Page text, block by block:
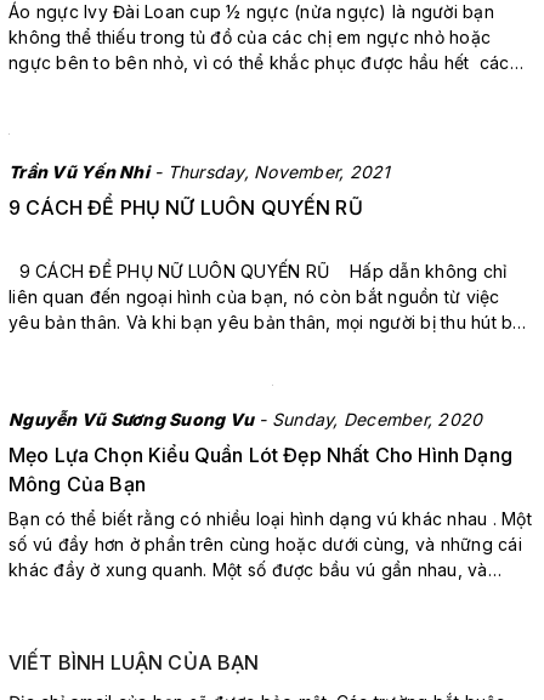
Áo ngực Ivy Đài Loan cup ½ ngực (nửa ngực) là người bạn
không thể thiếu trong tủ đồ của các chị em ngực nhỏ hoặc
ngực bên to bên nhỏ, vì có thể khắc phục được hầu hết các
hơn...
Trần Vũ Yến Nhi- Thursday, November, 2021
9 CÁCH ĐỂ PHỤ NỮ LUÔN QUYẾN RŨ
liên quan đến ngoại hình của bạn, nó còn bắt nguồn từ việc
yêu bản thân. Và khi bạn yêu bản thân, mọi người bị thu hút bởi
Nguyễn Vũ Sương Suong Vu- Sunday, December, 2020
Mẹo Lựa Chọn Kiểu Quần Lót Đẹp Nhất Cho Hình Dạng
Mông Của Bạn
Bạn có thể biết rằng có nhiều loại hình dạng vú khác nhau . Một
số vú đầy hơn ở phần trên cùng hoặc dưới cùng, và những cái
khác đầy ở xung quanh. Một số được bầu vú gần nhau, và
VIẾT BÌNH LUẬN CỦA BẠN